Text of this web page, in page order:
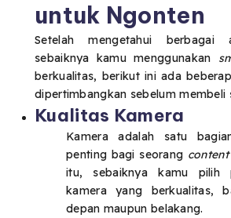
untuk Ngonten
Setelah mengetahui berbagai
sebaiknya kamu menggunakan
berkualitas, berikut ini ada
dipertimbangkan sebelum membeli
Kualitas Kamera
Kamera adalah satu
penting bagi seorang
itu, sebaiknya kamu pilih
kamera yang berkualitas,
depan maupun belakang.